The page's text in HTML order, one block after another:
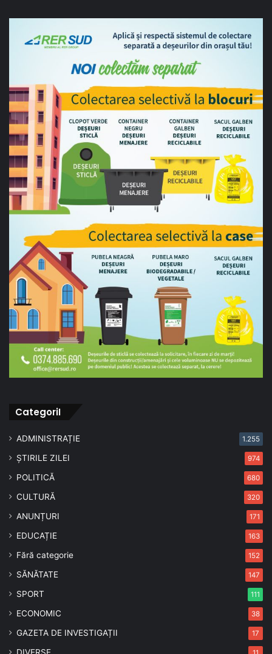
CategoriI
ADMINISTRAȚIE 1.255
ȘTIRILE ZILEI 974
POLITICĂ 680
CULTURĂ 320
ANUNȚURI 171
EDUCAȚIE 163
Fără categorie 152
SĂNĂTATE 147
SPORT 111
ECONOMIC 38
GAZETA DE INVESTIGAȚII 17